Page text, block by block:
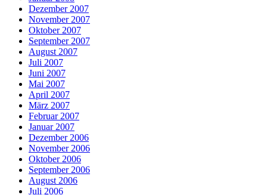
Dezember 2007
November 2007
Oktober 2007
September 2007
August 2007
Juli 2007
Juni 2007
Mai 2007
April 2007
März 2007
Februar 2007
Januar 2007
Dezember 2006
November 2006
Oktober 2006
September 2006
August 2006
Juli 2006